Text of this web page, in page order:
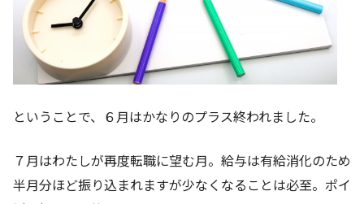
ということで、６月はかなりのプラス終われました。
７月はわたしが再度転職に望む月。給与は有給消化のため
半月分ほど振り込まれますが少なくなることは必至。ポイ